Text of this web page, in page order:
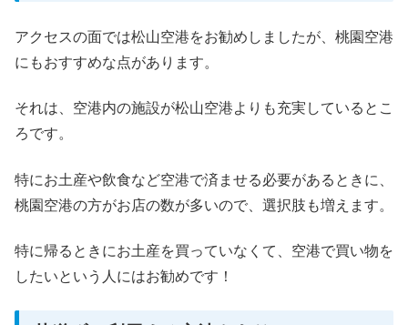
アクセスの面では松山空港をお勧めしましたが、桃園空港
にもおすすめな点があります。
それは、空港内の施設が松山空港よりも充実しているとこ
ろです。
特にお土産や飲食など空港で済ませる必要があるときに、
桃園空港の方がお店の数が多いので、選択肢も増えます。
特に帰るときにお土産を買っていなくて、空港で買い物を
したいという人にはお勧めです！